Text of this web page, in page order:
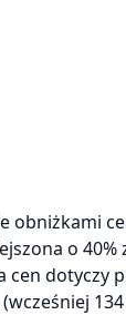
obniżkami
o
cen dotyczy